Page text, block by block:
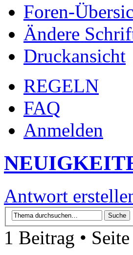
Foren-
Ändere
Druckansicht
REGELN
FAQ
Anmelden
Antwort
1 Beitrag • Seite